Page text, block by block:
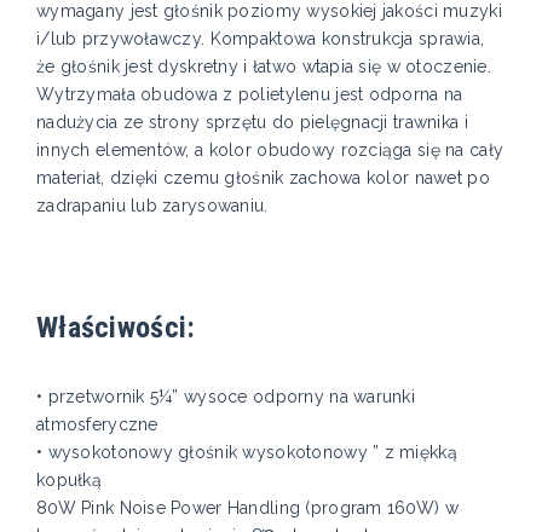
wymagany jest głośnik poziomy wysokiej jakości muzyki
i/lub przywoławczy. Kompaktowa konstrukcja sprawia,
że głośnik jest dyskretny i łatwo wtapia się w otoczenie.
Wytrzymała obudowa z polietylenu jest odporna na
nadużycia ze strony sprzętu do pielęgnacji trawnika i
innych elementów, a kolor obudowy rozciąga się na cały
materiał, dzięki czemu głośnik zachowa kolor nawet po
zadrapaniu lub zarysowaniu.
Właściwości:
• przetwornik 5¼” wysoce odporny na warunki
atmosferyczne
• wysokotonowy głośnik wysokotonowy ” z miękką
kopułką
80W Pink Noise Power Handling (program 160W) w